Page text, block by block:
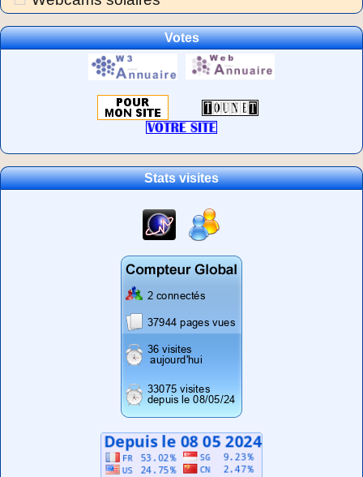
Votes
Stats visites